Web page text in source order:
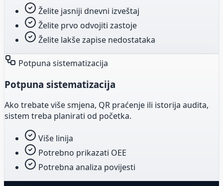
Želite jasniji dnevni izveštaj
Želite prvo odvojiti zastoje
Želite lakše zapise nedostataka
Potpuna sistematizacija
Potpuna sistematizacija
Ako trebate više smjena, QR praćenje ili istorija audita,
sistem treba planirati od početka.
Više linija
Potrebno prikazati OEE
Potrebna analiza povijesti